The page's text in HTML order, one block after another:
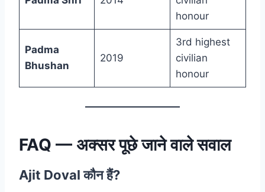
honour
Padma
Bhushan
2019
3rd highest
civilian
honour
FAQ — अक्सर पूछे जाने वाले सवाल
Ajit Doval कौन हैं?